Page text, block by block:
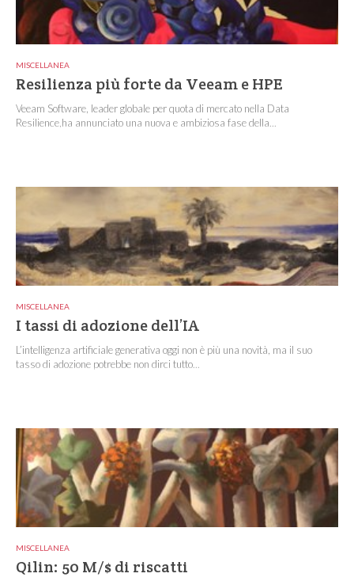
MISCELLANEA
Resilienza più forte da Veeam e HPE
Veeam Software, leader globale per quota di mercato nella Data
Resilience,ha annunciato una nuova e ambiziosa fase della...
MISCELLANEA
I tassi di adozione dell’IA
L’intelligenza artificiale generativa oggi non è più una novità, ma il suo
tasso di adozione potrebbe non dirci tutto...
MISCELLANEA
Qilin: 50 M/$ di riscatti